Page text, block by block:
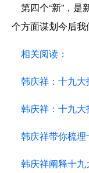
第四个“新”，是
个方面谋划今后我
相关阅读：
韩庆祥：十九大
韩庆祥：十九大
韩庆祥带你梳理
韩庆祥阐释十九